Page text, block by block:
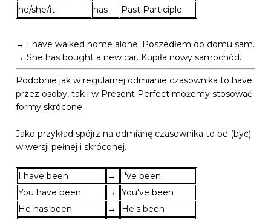
he/she/it
has Past Participle
→ I have walked home alone. Poszedłem do domu sam.
→ She has bought a new car. Kupiła nowy samochód.
Podobnie jak w regularnej odmianie czasownika to have
przez osoby, tak i w Present Perfect możemy stosować
formy skrócone.
Jako przykład spójrz na odmianę czasownika to be (być)
w wersji pełnej i skróconej.
I have been →
I've been
You have been
→
You've been
He has been
→
He's been